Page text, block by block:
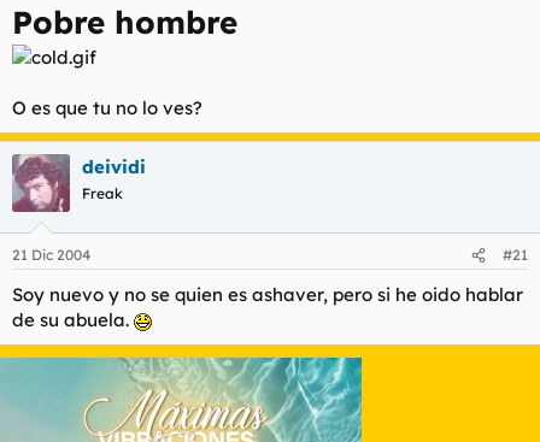
Pobre hombre
O es que tu no lo ves?
deividi
Freak
21 Dic 2004 #21
Soy nuevo y no se quien es ashaver, pero si he oido hablar
de su abuela.